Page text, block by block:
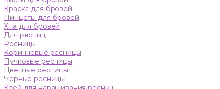
Краска для бровей
Пинцеты для бровей
Хна для бровей
Для ресниц
Ресницы
Коричневые ресницы
Пучковые ресницы
Цветные ресницы
Черные ресницы